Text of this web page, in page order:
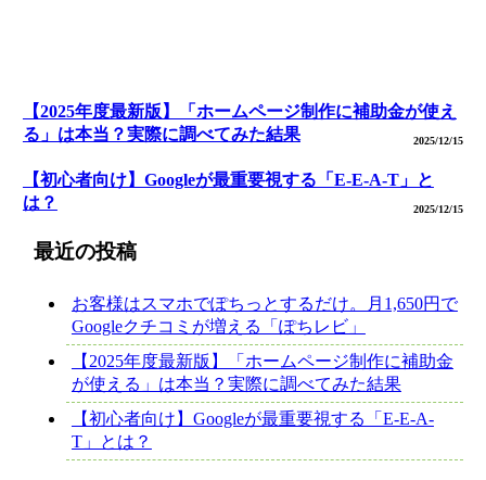
【2025年度最新版】「ホームページ制作に補助金が使え
る」は本当？実際に調べてみた結果
2025/12/15
【初心者向け】Googleが最重要視する「E-E-A-T」と
は？
2025/12/15
最近の投稿
お客様はスマホでぽちっとするだけ。月1,650円で
Googleクチコミが増える「ぽちレビ」
【2025年度最新版】「ホームページ制作に補助金
が使える」は本当？実際に調べてみた結果
【初心者向け】Googleが最重要視する「E-E-A-
T」とは？